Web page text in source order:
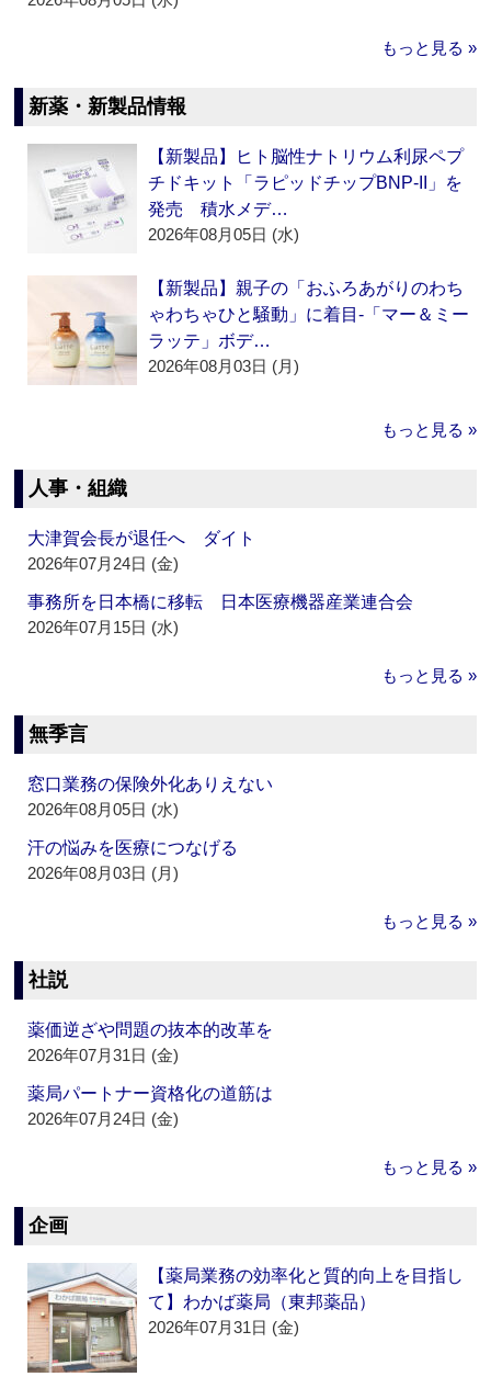
もっと見る »
新薬・新製品情報
【新製品】ヒト脳性ナトリウム利尿ペプ
チドキット「ラピッドチップBNP-II」を
発売 積水メデ…
2026年08月05日 (水)
【新製品】親子の「おふろあがりのわち
ゃわちゃひと騒動」に着目‐「マー＆ミー
ラッテ」ボデ…
2026年08月03日 (月)
もっと見る »
人事・組織
大津賀会長が退任へ ダイト
2026年07月24日 (金)
事務所を日本橋に移転 日本医療機器産業連合会
2026年07月15日 (水)
もっと見る »
無季言
窓口業務の保険外化ありえない
2026年08月05日 (水)
汗の悩みを医療につなげる
2026年08月03日 (月)
もっと見る »
社説
薬価逆ざや問題の抜本的改革を
2026年07月31日 (金)
薬局パートナー資格化の道筋は
2026年07月24日 (金)
もっと見る »
企画
【薬局業務の効率化と質的向上を目指し
て】わかば薬局（東邦薬品）
2026年07月31日 (金)